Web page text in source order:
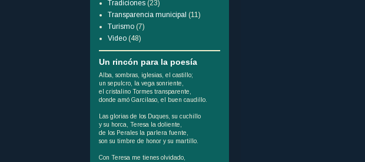
Tradiciones (23)
Transparencia municipal (11)
Turismo (7)
Video (48)
Un rincón para la poesía
Alba, sombras, iglesias, el castillo;
un sepulcro, la vega sonriente,
el cristalino Tormes transparente,
donde amó Garcilaso, el buen caudillo.
Las glorias de los Duques, su cuchillo
y su horca, Teresa la doliente,
de los Perales la parlera fuente,
son su timbre de honor y su martillo.
Con Teresa me tienes olvidado,